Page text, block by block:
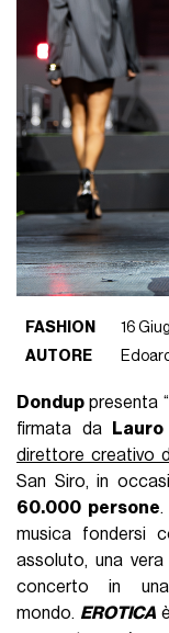
FASHION
16
AUTORE
Dondup presenta “
firmata da
direttore creativo
San Siro, in
60.000 persone.
musica fondersi
assoluto, una
concerto in
mondo.EROTICA